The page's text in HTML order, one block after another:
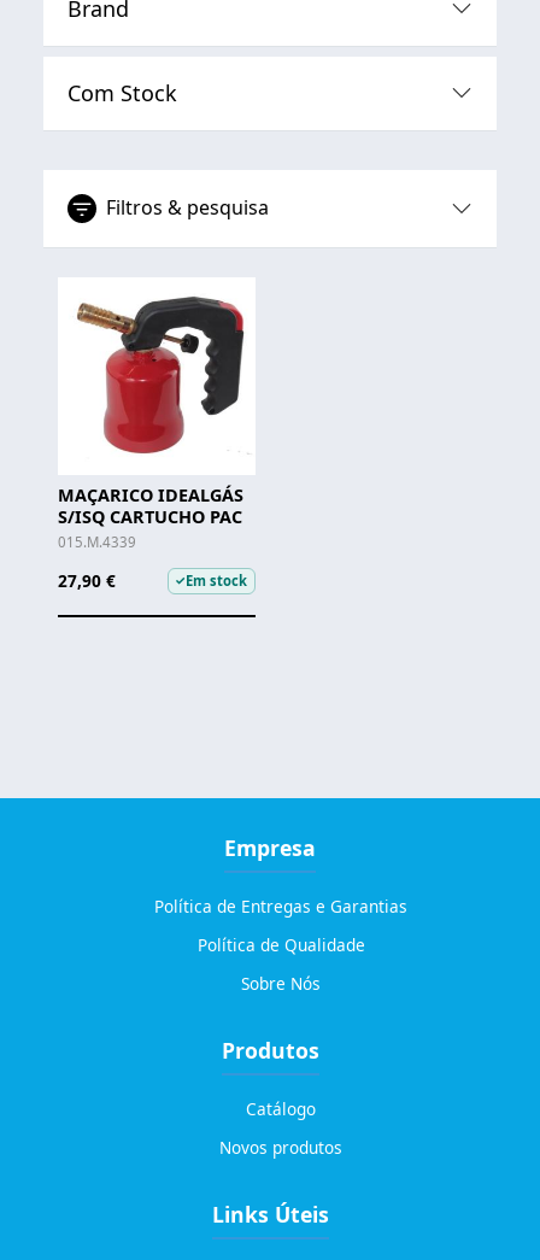
Filtros & pesquisa
MAÇARICO IDEALGÁS
S/ISQ CARTUCHO PAC
015.M.4339
27,90 € ✓Em stock
Brand
Com Stock
Empresa
Política de Entregas e Garantias
Política de Qualidade
Sobre Nós
Produtos
Catálogo
Novos produtos
Links Úteis